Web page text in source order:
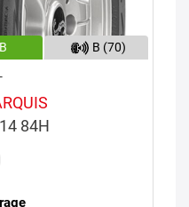
B B (70)
84H